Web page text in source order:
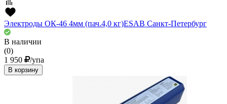
Электроды ОК-46 4мм (пач.4,0 кг)ESAВ Санкт-Петербург
В наличии
(0)
1 950
/упа
В корзину